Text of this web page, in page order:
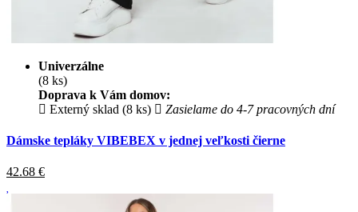
Univerzálne
(8 ks)
Doprava k Vám domov:
Externý sklad (8 ks)
Zasielame do 4-7 pracovných dní
Dámske tepláky VIBEBEX v jednej veľkosti čierne
42.68 €